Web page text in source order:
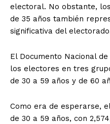
electoral. No obstante,
de 35 años también
significativa del
El Documento Nacional
los electores en tres
de 30 a 59 años y de 60
Como era de esperarse,
de 30 a 59 años, con